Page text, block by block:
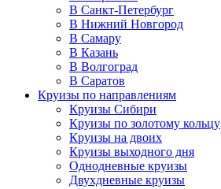
В Санкт-Петербург
В Нижний Новгород
В Самару
В Казань
В Волгоград
В Саратов
Круизы по направлениям
Круизы Сибири
Круизы по золотому кольцу
Круизы на двоих
Круизы выходного дня
Однодневные круизы
Двухдневные круизы